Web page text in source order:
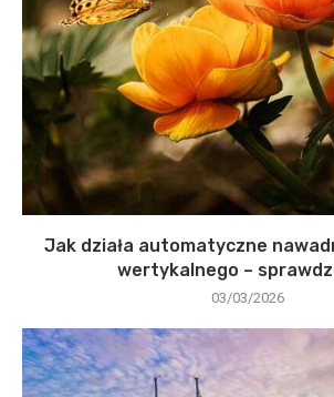
Jak działa automatyczne
wertykalnego –
03/03/2026